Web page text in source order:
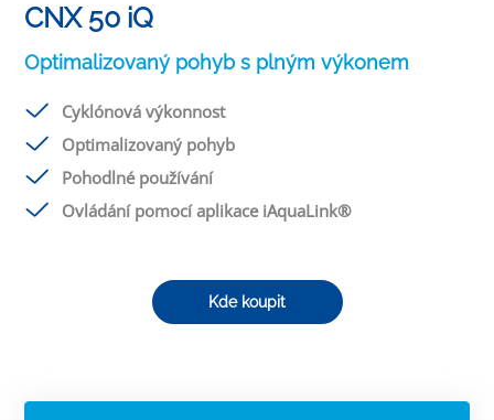
CNX 50 iQ
Optimalizovaný pohyb s plným výkonem
Cyklónová výkonnost
Optimalizovaný pohyb
Pohodlné používání
Ovládání pomocí aplikace iAquaLink®
Kde koupit